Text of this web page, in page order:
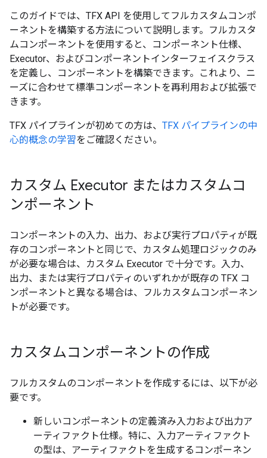
このガイドでは、TFX API を使用してフルカスタムコンポ
ーネントを構築する方法について説明します。フルカスタ
ムコンポーネントを使用すると、コンポーネント仕様、
Executor、およびコンポーネントインターフェイスクラス
を定義し、コンポーネントを構築できます。これより、ニ
ーズに合わせて標準コンポーネントを再利用および拡張で
きます。
TFX パイプラインが初めての方は、 TFX パイプラインの中
心的概念の学習をご確認ください。
カスタム Executor またはカスタムコ
ンポーネント
コンポーネントの入力、出力、および実行プロパティが既
存のコンポーネントと同じで、カスタム処理ロジックのみ
が必要な場合は、カスタム Executor で十分です。入力、
出力、または実行プロパティのいずれかが既存の TFX コ
ンポーネントと異なる場合は、フルカスタムコンポーネン
トが必要です。
カスタムコンポーネントの作成
フルカスタムのコンポーネントを作成するには、以下が必
要です。
新しいコンポーネントの定義済み入力および出力ア
ーティファクト仕様。特に、入力アーティファクト
の型は、アーティファクトを生成するコンポーネン